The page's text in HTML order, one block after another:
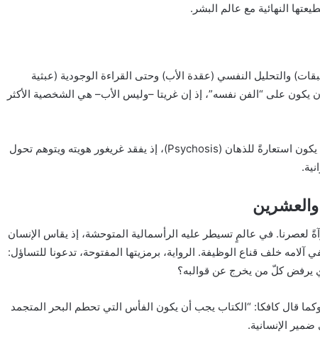
النهائية مع عالم البشر.
والتحليل النفسي (عقدة الأب) وحتى القراءة الوجودية (عبثية
يكون على “الفن نفسه”، إذ إن غريتا –وليس الأب– هي الشخصية الأكثر
من جهةٍ أخرى، تفسيرات طبية تشير إلى أن التحول قد يكون استعارةً للذهان (Psychosis)، إذ يفقد غريغور هويته ويتوهم تحول
والعشرين
في عالمٍ تسيطر عليه الرأسمالية المتوحشة، إذ يقاس الإنسان
خلف قناع الوظيفة. الرواية، برمزيتها المفتوحة، تدعونا للتساؤل:
يرفض كلّ من يخرج عن قوالبه؟
وكما قال كافكا: “الكتاب يجب أن يكون الفأس التي تحطم البحر المتجمد
الإنسانية.